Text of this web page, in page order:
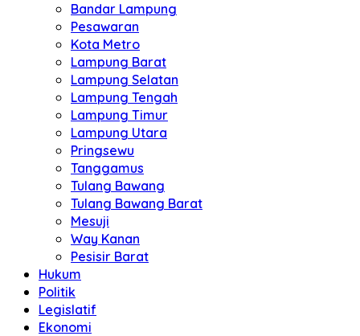
Bandar Lampung
Pesawaran
Kota Metro
Lampung Barat
Lampung Selatan
Lampung Tengah
Lampung Timur
Lampung Utara
Pringsewu
Tanggamus
Tulang Bawang
Tulang Bawang Barat
Mesuji
Way Kanan
Pesisir Barat
Hukum
Politik
Legislatif
Ekonomi